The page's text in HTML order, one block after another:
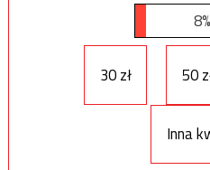
8%
30 zł 50
Inna